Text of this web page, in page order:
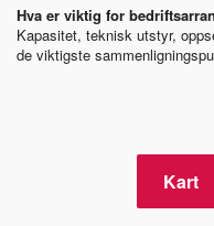
Hva er viktig for
Kapasitet, teknisk utstyr,
de viktigste
Kart